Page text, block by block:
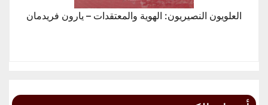
العلويون النصيريون: الهوية والمعتقدات – يارون فريدمان